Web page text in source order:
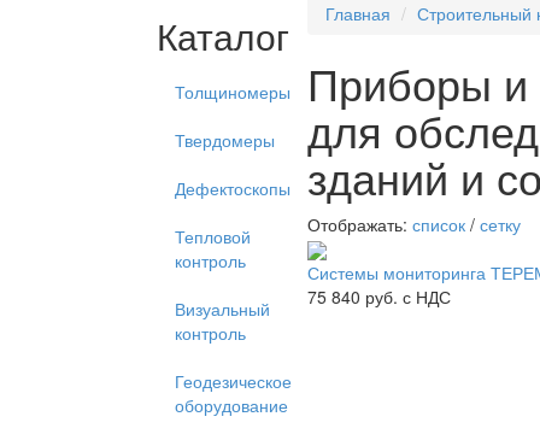
Каталог
Толщиномеры
Твердомеры
Дефектоскопы
Тепловой
контроль
Визуальный
контроль
Геодезическое
оборудование
Главная Строительный
Приборы
для
зданий и
Отображать: список / сетку
Системы мониторинга
75 840 руб. с НДС